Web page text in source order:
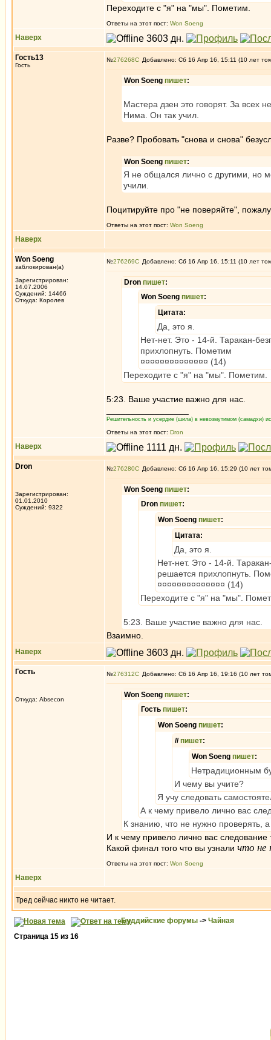
Переходите с "я" на "мы". Пометим.
Ответы на этот пост: Won Soeng
Наверх
Гость13
Гость
№276268 Добавлено: Сб 16 Апр 16, 15:11 (10 лет
Won Soeng пишет:
Мастера дзен это говорят. За всех
Нима. Он так учил.
Разве? Пробовать "снова и снова"
Won Soeng пишет:
Я не общался лично с другими, но
учили.
Поцитируйте про "не поверяйте",
Ответы на этот пост: Won Soeng
Наверх
Won Soeng
заблокирован(а)
Зарегистрирован:
14.07.2006
Суждений: 14466
Откуда: Королев
№276269 Добавлено: Сб 16 Апр 16, 15:11 (10 лет
Dron пишет:
Won Soeng пишет:
Цитата:
Да, это я.
Нет-нет. Это - 14-й. Таракан-
прихлопнуть. Пометим
¤¤¤¤¤¤¤¤¤¤¤¤¤¤ (14)
Переходите с "я" на "мы". Пометим.
5:23. Ваше участие важно для нас.
Решительность и усердие (шила) в невозмутимом (самадхи)
Ответы на этот пост: Dron
Наверх
Dron
Зарегистрирован:
01.01.2010
Суждений: 9322
№276280 Добавлено: Сб 16 Апр 16, 15:29 (10 лет
Won Soeng пишет:
Dron пишет:
Won Soeng пишет:
Цитата:
Да, это я.
Нет-нет. Это - 14-й.
решается прихлопнуть.
¤¤¤¤¤¤¤¤¤¤¤¤¤¤ (14)
Переходите с "я" на "мы".
5:23. Ваше участие важно для нас.
Взаимно.
Наверх
Гость
Откуда: Absecon
№276312 Добавлено: Сб 16 Апр 16, 19:16 (10 лет
Won Soeng пишет:
Гость пишет:
Won Soeng пишет:
//пишет:
Won Soeng пишет:
Нетрадиционным
И чему вы учите?
Я учу следовать
А к чему привело лично вас
К знанию, что не нужно проверять,
И к чему привело лично вас
Какой финал того что вы узнали что не
Ответы на этот пост: Won Soeng
Наверх
Тред сейчас никто не читает.
Буддийские форумы -> Чайная
Страница 15 из 16